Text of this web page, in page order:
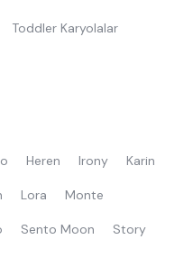
Toddler Karyolalar
Heren Irony Karin
Lora Monte
Sento Moon Story